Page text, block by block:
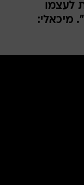
לעצמו
מיכאלי: